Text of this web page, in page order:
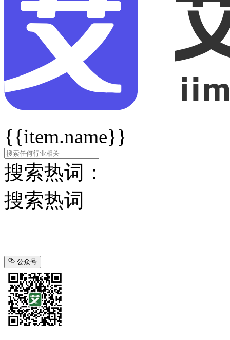
{{item.name}}
搜索热词：
搜索热词
公众号